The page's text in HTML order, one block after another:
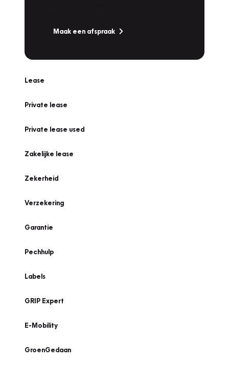
Maak een afspraak
Lease
Private lease
Private lease used
Zakelijke lease
Zekerheid
Verzekering
Garantie
Pechhulp
Labels
GRIP Expert
E-Mobility
GroenGedaan